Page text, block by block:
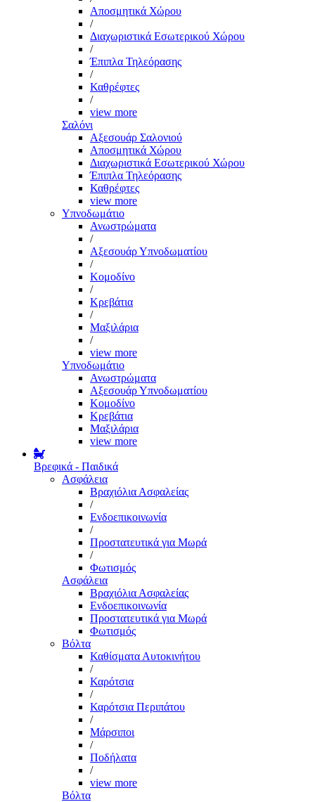
Αποσμητικά Χώρου
/
Διαχωριστικά Εσωτερικού Χώρου
/
Έπιπλα Τηλεόρασης
/
Καθρέφτες
/
view more
Σαλόνι
Αξεσουάρ Σαλονιού
Αποσμητικά Χώρου
Διαχωριστικά Εσωτερικού Χώρου
Έπιπλα Τηλεόρασης
Καθρέφτες
view more
Υπνοδωμάτιο
Ανωστρώματα
/
Αξεσουάρ Υπνοδωματίου
/
Κομοδίνο
/
Κρεβάτια
/
Μαξιλάρια
/
view more
Υπνοδωμάτιο
Ανωστρώματα
Αξεσουάρ Υπνοδωματίου
Κομοδίνο
Κρεβάτια
Μαξιλάρια
view more
Βρεφικά - Παιδικά
Ασφάλεια
Βραχιόλια Ασφαλείας
/
Ενδοεπικοινωνία
/
Προστατευτικά για Μωρά
/
Φωτισμός
Ασφάλεια
Βραχιόλια Ασφαλείας
Ενδοεπικοινωνία
Προστατευτικά για Μωρά
Φωτισμός
Βόλτα
Καθίσματα Αυτοκινήτου
/
Καρότσια
/
Καρότσια Περιπάτου
/
Μάρσιποι
/
Ποδήλατα
/
view more
Βόλτα